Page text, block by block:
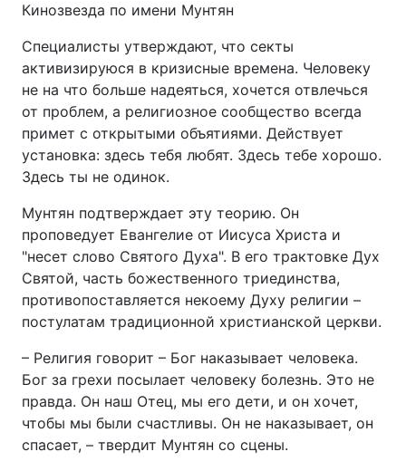
Кинозвезда по имени Мунтян
Специалисты утверждают, что секты
активизируюся в кризисные времена. Человеку
не на что больше надеяться, хочется отвлечься
от проблем, а религиозное сообщество всегда
примет с открытыми объятиями. Действует
установка: здесь тебя любят. Здесь тебе хорошо.
Здесь ты не одинок.
Мунтян подтверждает эту теорию. Он
проповедует Евангелие от Иисуса Христа и
"несет слово Святого Духа". В его трактовке Дух
Святой, часть божественного триединства,
противопоставляется некоему Духу религии –
постулатам традиционной христианской церкви.
– Религия говорит – Бог наказывает человека.
Бог за грехи посылает человеку болезнь. Это не
правда. Он наш Отец, мы его дети, и он хочет,
чтобы мы были счастливы. Он не наказывает, он
спасает, – твердит Мунтян со сцены.